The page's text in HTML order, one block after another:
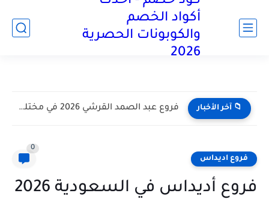
أكواد الخصم
والكوبونات الحصرية
2026
📁 آخر الأخبار كود خصم بلومنج وير 2026 كوبون 60% لمنتجات bloomingwear كوبونات
فروع اديداس
0
فروع أديداس في السعودية 2026